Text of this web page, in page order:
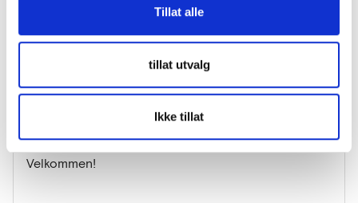
Tillat alle
tillat utvalg
Ikke tillat
Innovativ anskaffelsesprosess i praksis – fra
Jørgen Remme Tresse og Øydis Holsdal, Oslo
Data for Mobility Analytics”
David Crompton, Telcofy
Velkommen!